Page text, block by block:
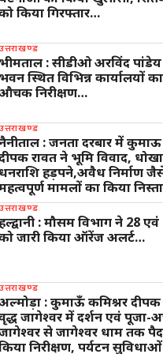
किया गिरफ्तार…
भीमताल : सीडीओ अरविंद
भवन स्थित विभिन्न कार्यालयों
निरीक्षण…
: जनता दरबार में कुमाऊ
रावत ने भूमि विवाद,
धनराशि हड़पने,अवैध निर्माण
मामलों का किया
: मौसम विभाग ने 28
जारी किया ऑरेंज अलर्ट…
: कुमाऊँ कमिश्नर दीपक
जागेश्वर में दर्शन एवं पूजा-
से जागेश्वर धाम तक
निरीक्षण, पर्यटन